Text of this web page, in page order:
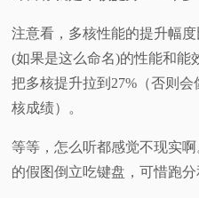
注意看，多核性能的提升幅
(如果是这么命名)的性能和能
把多核提升拉到27%（否则
核成绩）。
等等，怎么听都感觉不现实
的假图倒立吃键盘，可惜跑